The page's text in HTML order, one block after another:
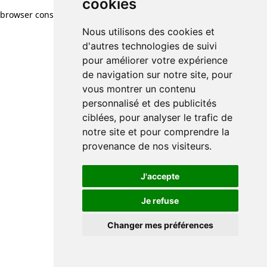
cookies
Nous utilisons des cookies et
d'autres technologies de suivi
pour améliorer votre expérience
de navigation sur notre site, pour
vous montrer un contenu
personnalisé et des publicités
ciblées, pour analyser le trafic de
notre site et pour comprendre la
provenance de nos visiteurs.
J'accepte
Je refuse
Changer mes préférences
browser console for more information)